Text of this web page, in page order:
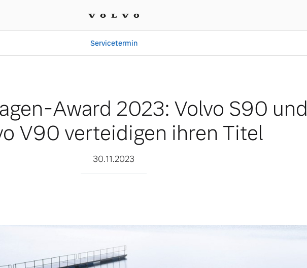
Servicetermin
Award 2023: Volvo S90 und
V90 verteidigen ihren Titel
30.11.2023